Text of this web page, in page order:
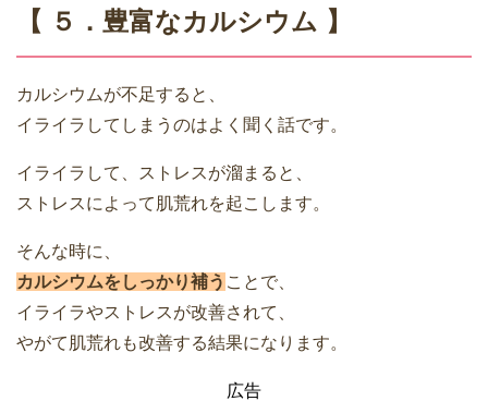
【 ５．豊富なカルシウム 】
カルシウムが不足すると、
イライラしてしまうのはよく聞く話です。
イライラして、ストレスが溜まると、
ストレスによって肌荒れを起こします。
そんな時に、
カルシウムをしっかり補う ことで、
イライラやストレスが改善されて、
やがて肌荒れも改善する結果になります。
広告